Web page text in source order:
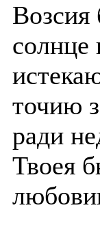
Возсия
солнце
точию
ради
Твоея